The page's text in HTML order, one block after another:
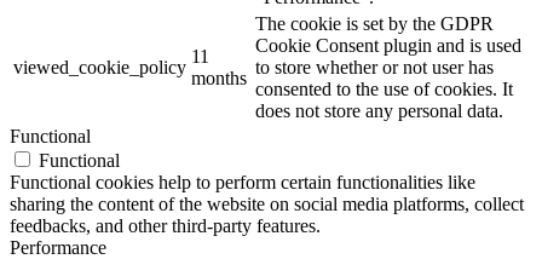
viewed_cookie_policy
11
months
The cookie is set by the GDPR
Cookie Consent plugin and is used
to store whether or not user has
consented to the use of cookies. It
does not store any personal data.
Functional
Functional
Functional cookies help to perform certain functionalities like
sharing the content of the website on social media platforms, collect
feedbacks, and other third-party features.
Performance